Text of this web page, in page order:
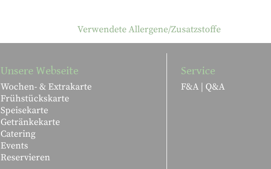
Verwendete Allergene/Zusatzstoffe
Unsere Webseite
Wochen- & Extrakarte
Frühstückskarte
Speisekarte
Getränkekarte
Catering
Events
Reservieren
Service
F&A | Q&A